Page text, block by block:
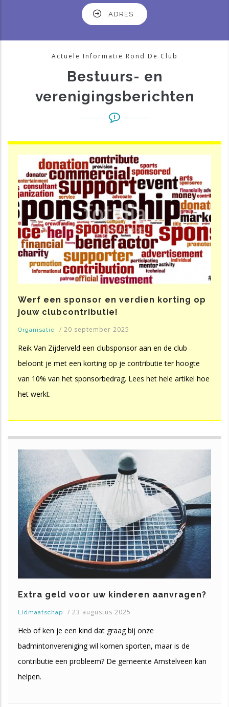
ADRES
Actuele Informatie Rond De Club
Bestuurs- en
verenigingsberichten
Werf een sponsor en verdien korting op
jouw clubcontributie!
Organisatie / 20 september 2025
Reik Van Zijderveld een clubsponsor aan en de club
beloont je met een korting op je contributie ter hoogte
van 10% van het sponsorbedrag. Lees het hele artikel hoe
het werkt.
Extra geld voor uw kinderen aanvragen?
Lidmaatschap / 23 augustus 2025
Heb of ken je een kind dat graag bij onze
badmintonvereniging wil komen sporten, maar is de
contributie een probleem? De gemeente Amstelveen kan
helpen.